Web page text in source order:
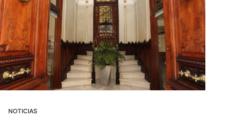
NOTICIAS